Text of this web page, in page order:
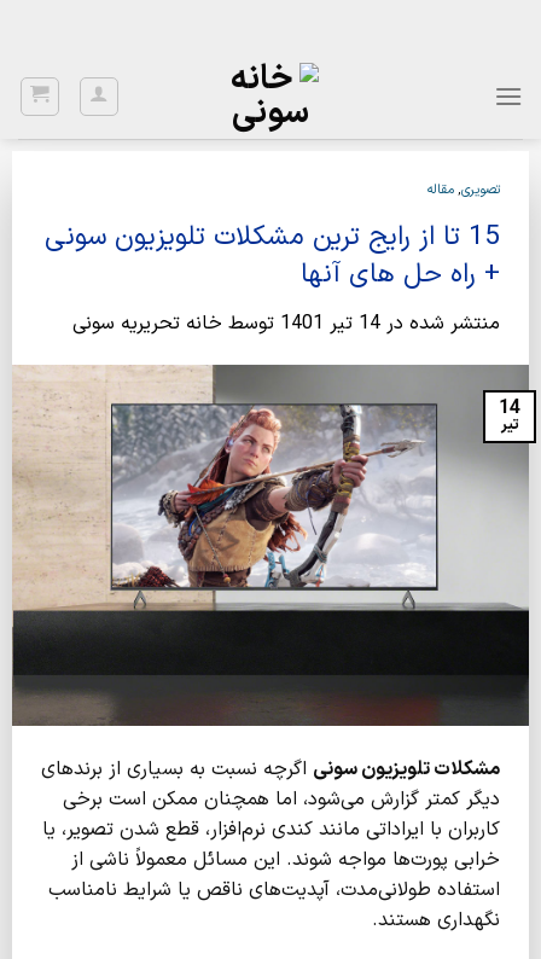
تصویری,مقاله
15 تا از رایج ترین مشکلات تلویزیون سونی
+ راه حل های آنها
منتشر شده در 14 تیر 1401 توسط خانه تحریریه سونی
14
تیر
مشکلات تلویزیون سونی اگرچه نسبت به بسیاری از برندهای
دیگر کمتر گزارش می‌شود، اما همچنان ممکن است برخی
کاربران با ایراداتی مانند کندی نرم‌افزار، قطع شدن تصویر، یا
خرابی پورت‌ها مواجه شوند. این مسائل معمولاً ناشی از
استفاده طولانی‌مدت، آپدیت‌های ناقص یا شرایط نامناسب
نگهداری هستند.